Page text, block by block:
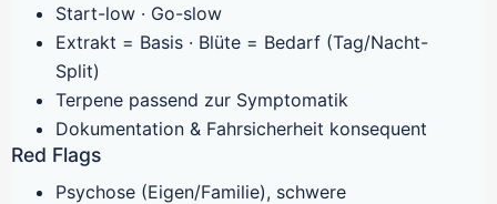
Start-low · Go-slow
Extrakt = Basis · Blüte = Bedarf (Tag/Nacht-
Split)
Terpene passend zur Symptomatik
Dokumentation & Fahrsicherheit konsequent
Red Flags
Psychose (Eigen/Familie), schwere